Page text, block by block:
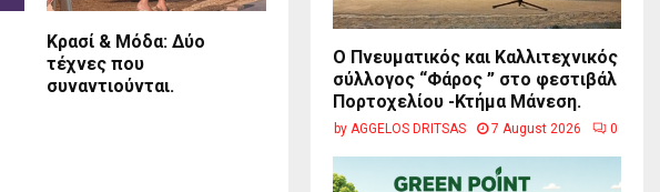
Κρασί & Μόδα: Δύο
τέχνες που
συναντιούνται.
Ο Πνευματικός και Καλλιτεχνικός
σύλλογος “Φάρος ” στο φεστιβάλ
Πορτοχελίου -Κτήμα Μάνεση.
by AGGELOS DRITSAS 7 August 2026 0